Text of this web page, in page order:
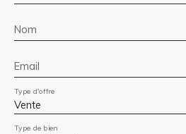
Nom
Email
Vente
Type d'offre
Type de bien